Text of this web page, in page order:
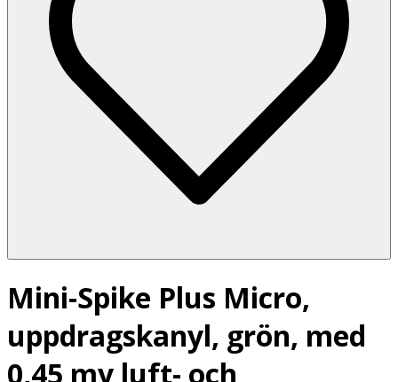
Mini-Spike Plus Micro,
uppdragskanyl, grön, med
0,45 my luft- och